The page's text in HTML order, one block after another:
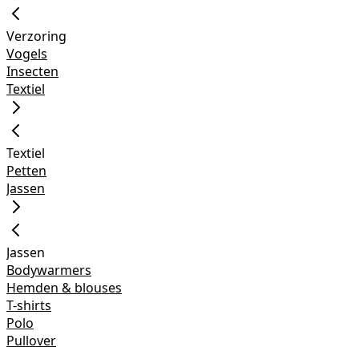
Verzoring
Vogels
Insecten
Textiel
Textiel
Petten
Jassen
Jassen
Bodywarmers
Hemden & blouses
T-shirts
Polo
Pullover